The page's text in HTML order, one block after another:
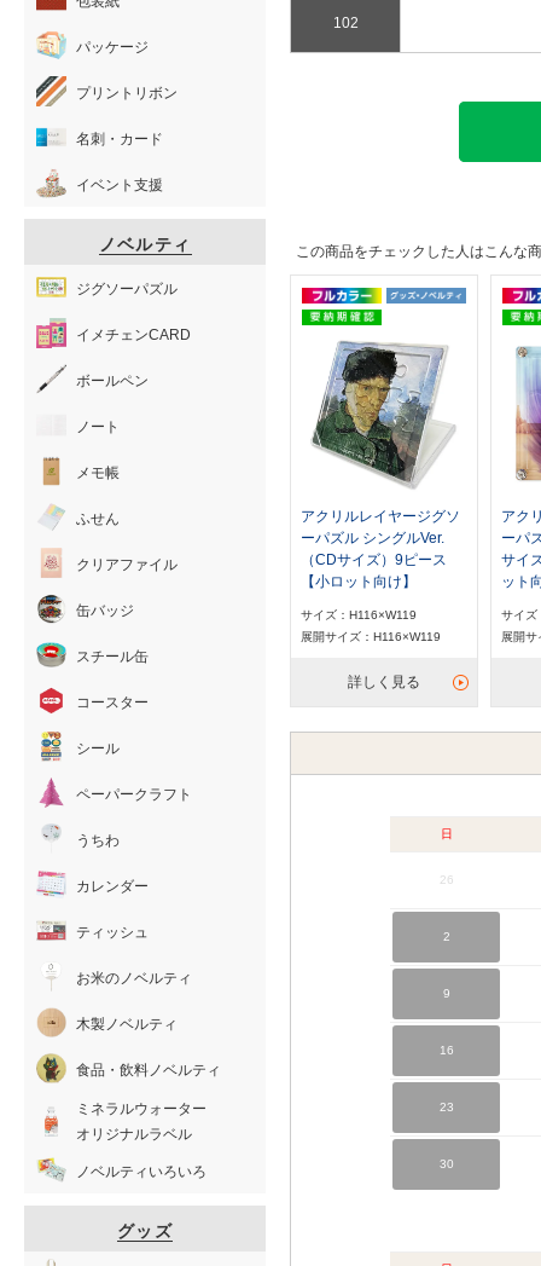
102
この商品をチェックした人はこんな
アクリルレイヤージグソ
ーパズル シングルVer.
（CDサイズ）9ピース
【小ロット向け】
サイズ：H116×W119
展開サイズ：H116×W119
詳しく見る
アク
ーパ
サイ
ット
サイズ
展開サ
日
26
2
9
16
23
30
パッケージ
プリントリボン
名刺・カード
イベント支援
ノベルティ
ジグソーパズル
イメチェンCARD
ボールペン
ノート
メモ帳
ふせん
クリアファイル
缶バッジ
スチール缶
コースター
シール
ペーパークラフト
うちわ
カレンダー
ティッシュ
お米のノベルティ
木製ノベルティ
食品・飲料ノベルティ
ミネラルウォーター
オリジナルラベル
ノベルティいろいろ
グッズ